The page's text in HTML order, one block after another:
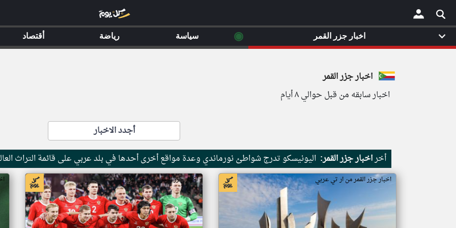
×
اخبار جزر القمر
اخبار سابقه من قبل حوالي ٨ أيام
أجدد الاخبار
أخراخبار جزر القمر: اليونيسكو تدرج شواطئ نورماندي وعدة مواقع أخرى أحدها في بلد عربي على قائمة التراث
اخبار جزر القمر من ار تي عربي اخبار جزر القمر من ار تي عربي
اخبار جزر القمر ◉ سياسة رياضة أقتصاد